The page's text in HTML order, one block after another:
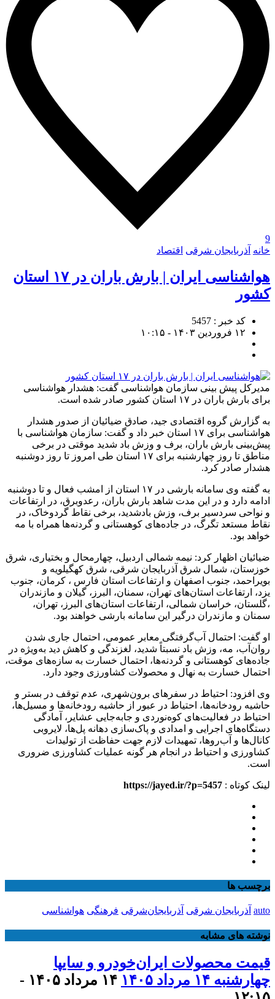
9
خانه آذربایجان شرقی اقتصاد
هواشناسی ایران | بارش باران در ۱۷ استان
کشور
کد خبر : 5457
۱۲ فروردین ۱۴۰۳ - ۱۰:۱۵
مدیرکل پیش بینی سازمان هواشناسی گفت: هشدار هواشناسی
برای بارش باران در ۱۷ استان کشور صادر شده است.
به گزارش گروه اقتصادی جید، صادق ضیائیان از صدور هشدار
هواشناسی برای ۱۷ استان خبر داد و گفت: سازمان هواشناسی با
پیش‌بینی بارش باران، برف و وزش باد شدید موقتی در برخی
مناطق تا روز چهارشنبه برای ۱۷ استان طی امروز تا روز دوشنبه
هشدار صادر کرد.
به گفته وی سامانه بارشی در ۱۷ استان از امشب فعال و تا دوشنبه
ادامه دارد و در این مدت شاهد بارش باران، رعدوبرق، در ارتفاعات
و نواحی سردسیر برف، وزش بادشدید، برخی نقاط گردوخاک، در
نقاط مستعد تگرگ، در جاده‌های کوهستانی و گردنه‌ها همراه با مه
خواهد بود.
ضیائیان اظهار کرد: نیمه شمالی اردبیل، چهارمحال و بختیاری، شرق
خوزستان، شمال شرق آذربایجان شرقی، شرق کهگیلویه و
بویراحمد، جنوب اصفهان و ارتفاعات استان فارس ، کرمان، جنوب
یزد، ارتفاعات استان‌های تهران، سمنان، البرز، گیلان و مازندران
،گلستان، خراسان شمالی، ارتفاعات استان‌های البرز، تهران،
سمنان و مازندران درگیر این سامانه بارشی خواهند بود.
او گفت: احتمال آب‌گرفتگی معابر عمومی، احتمال جاری شدن
روان‌آب، مه، وزش باد نسبتاً شدید، لغزندگی و کاهش دید به‌ویژه در
جاده‌های کوهستانی و گردنه‌ها، احتمال خسارت به سازه‌های موقت،
احتمال خسارت به نهال و محصولات کشاورزی وجود دارد.
وی افزود: احتیاط در سفرهای برون‌شهری، عدم توقف در بستر و
حاشیه رودخانه‌ها، احتیاط در عبور از حاشیه رودخانه‌ها و مسیل‌ها،
احتیاط در فعالیت‌های کوه‌نوردی و جابه‌جایی عشایر، آمادگی
دستگاه‌های اجرایی و امدادی و پاک‌سازی دهانه پل‌ها، لایروبی
کانال‌ها و آب‌روها، تمهیدات لازم جهت حفاظت از تولیدات
کشاورزی و احتیاط در انجام هر گونه عملیات کشاورزی ضروری
است.
لینک کوتاه : https://jayed.ir/?p=5457
برچسب ها
auto آذربایجان شرقی آذربایجان‌شرقی فرهنگی هواشناسی
نوشته های مشابه
قیمت محصولات ایران‌خودرو و سایپا
چهارشنبه ۱۴ مرداد ۱۴۰۵
۱۴ مرداد ۱۴۰۵ -